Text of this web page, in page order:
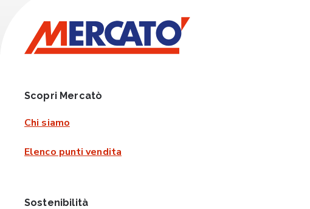
Scopri Mercatò
Chi siamo
Elenco punti vendita
Sostenibilità